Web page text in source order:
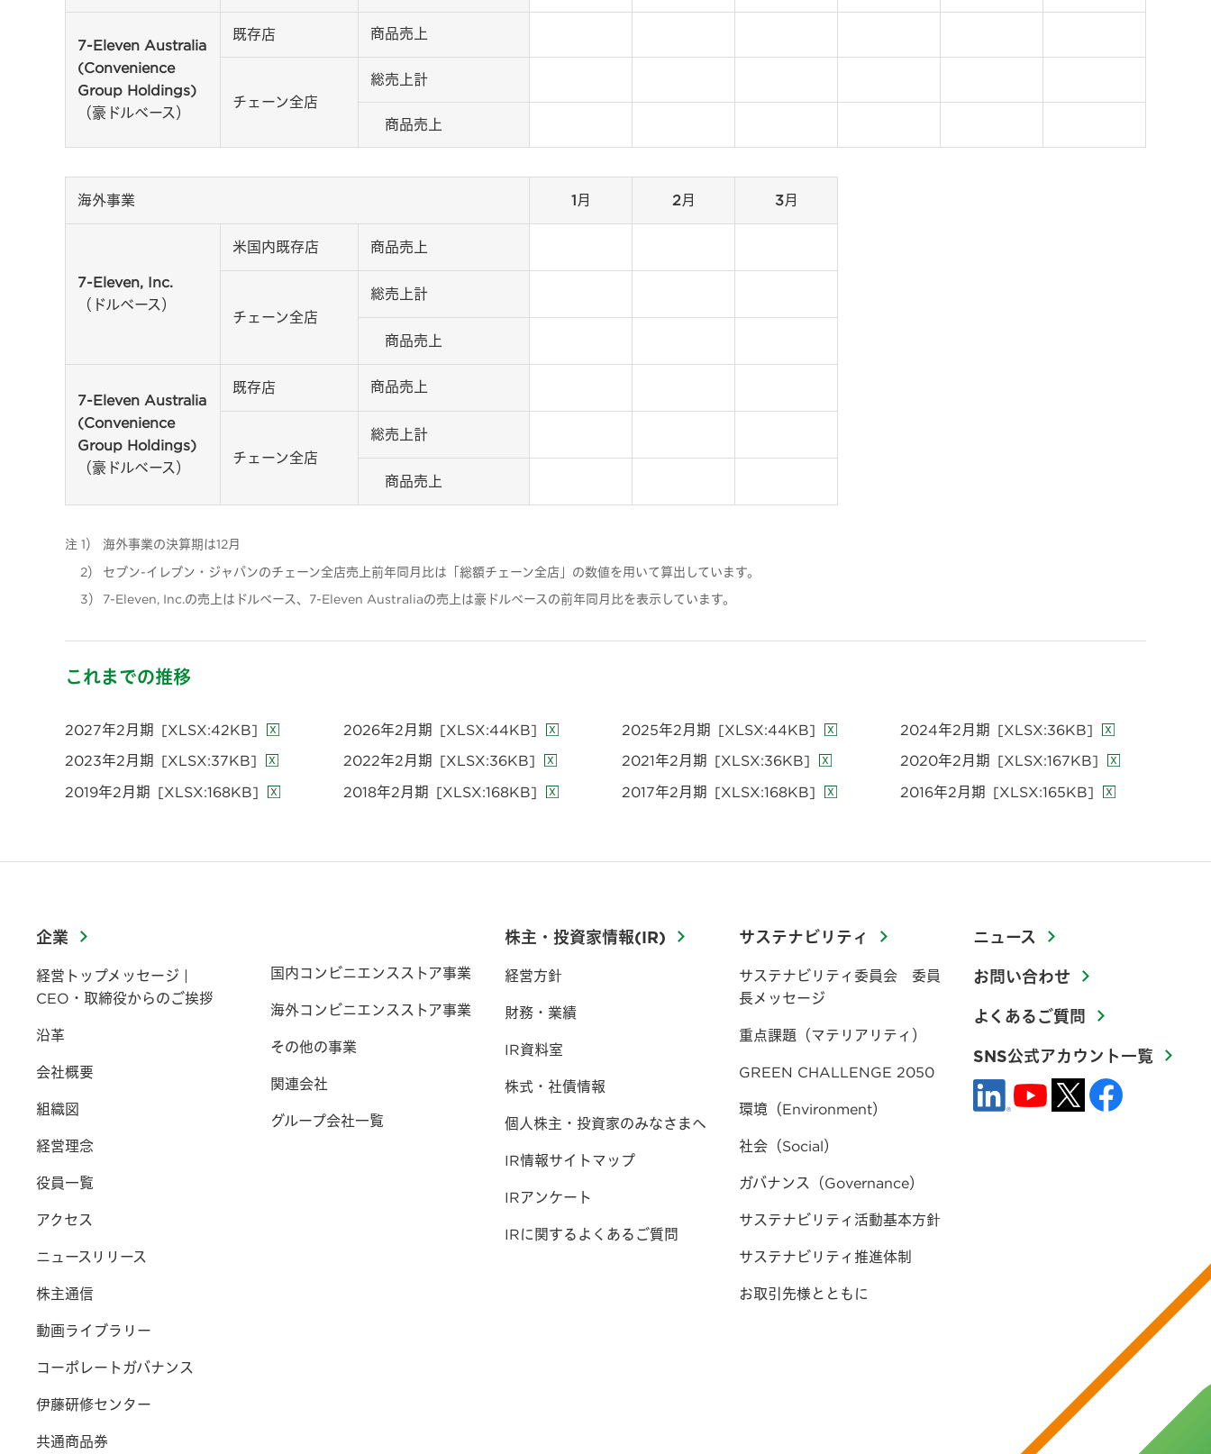
7-Eleven Australia
(Convenience
Group Holdings)
（豪ドルベース）
既存店 商品売上
チェーン全店
総売上計
商品売上
海外事業 1月 2月 3月
7-Eleven, Inc.
（ドルベース）
米国内既存店 商品売上
チェーン全店
総売上計
商品売上
7-Eleven Australia
(Convenience
Group Holdings)
（豪ドルベース）
既存店 商品売上
チェーン全店
総売上計
商品売上
注 1）
海外事業の決算期は12月
2）
セブン-イレブン・ジャパンのチェーン全店売上前年同月比は「総額チェーン全店」の数値を用いて算出しています。
3）
7-Eleven, Inc.の売上はドルベース、7-Eleven Australiaの売上は豪ドルベースの前年同月比を表示しています。
これまでの推移
2027年2月期 [XLSX:42KB] 2026年2月期 [XLSX:44KB] 2025年2月期 [XLSX:44KB] 2024年2月期 [XLSX:36KB]
2023年2月期 [XLSX:37KB] 2022年2月期 [XLSX:36KB] 2021年2月期 [XLSX:36KB] 2020年2月期 [XLSX:167KB]
2019年2月期 [XLSX:168KB] 2018年2月期 [XLSX:168KB] 2017年2月期 [XLSX:168KB] 2016年2月期 [XLSX:165KB]
企業
経営トップメッセージ |
CEO・取締役からのご挨拶
沿革
会社概要
組織図
経営理念
役員一覧
アクセス
ニュースリリース
株主通信
動画ライブラリー
コーポレートガバナンス
伊藤研修センター
共通商品券
国内コンビニエンスストア事業
海外コンビニエンスストア事業
その他の事業
関連会社
グループ会社一覧
株主・投資家情報(IR)
経営方針
財務・業績
IR資料室
株式・社債情報
個人株主・投資家のみなさまへ
IR情報サイトマップ
IRアンケート
IRに関するよくあるご質問
サステナビリティ
サステナビリティ委員会 委員
長メッセージ
重点課題（マテリアリティ）
GREEN CHALLENGE 2050
環境（Environment）
社会（Social）
ガバナンス（Governance）
サステナビリティ活動基本方針
サステナビリティ推進体制
お取引先様とともに
ニュース
お問い合わせ
よくあるご質問
SNS公式アカウント一覧